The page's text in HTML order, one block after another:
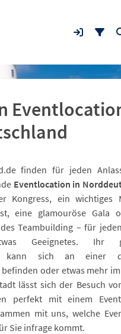
finden für jeden
Eventlocation in
Kongress, ein wichtiges
eine glamouröse Gala
Teambuilding – für
Geeignetes. Ihr
kann sich an einer
befinden oder etwas mehr
lässt sich der Besuch
perfekt mit einem
mit uns, welche
Sie infrage kommt.